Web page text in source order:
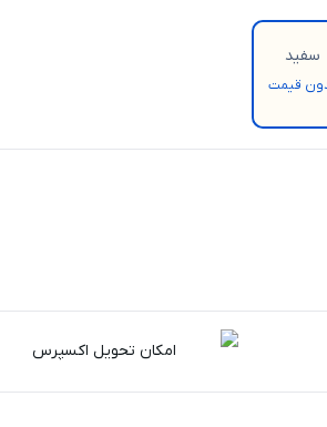
سفید
قیمت
امکان تحویل اکسپرس